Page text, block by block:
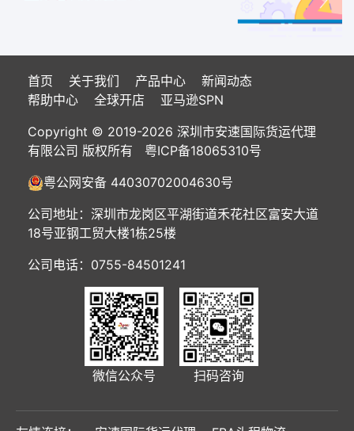
首页 关于我们 产品中心
新闻动态
帮助中心
全球开店
亚马逊SPN
Copyright © 2019-2026 深圳市安速国际货运代理
有限公司 版权所有 粤ICP备18065310号
粤公网安备 44030702004630号
公司地址：深圳市龙岗区平湖街道禾花社区富安大道
18号亚钢工贸大楼1栋25楼
公司电话：0755-84501241
微信公众号 扫码咨询